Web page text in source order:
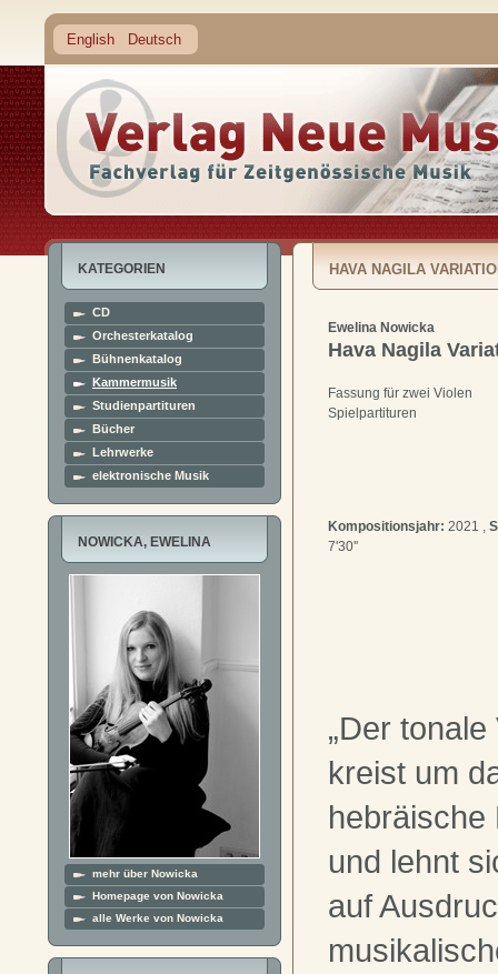
English Deutsch
KATEGORIEN
CD
Orchesterkatalog
Bühnenkatalog
Kammermusik
Studienpartituren
Bücher
Lehrwerke
elektronische Musik
NOWICKA, EWELINA
mehr über Nowicka
Homepage von Nowicka
alle Werke von Nowicka
HAVA NAGILA
Ewelina Nowicka
Hava Nagila
Fassung für zwei Violen
Spielpartituren
Kompositionsjahr: 2021 ,
7'30''
„Der
kreist um
hebräische
und lehnt
auf